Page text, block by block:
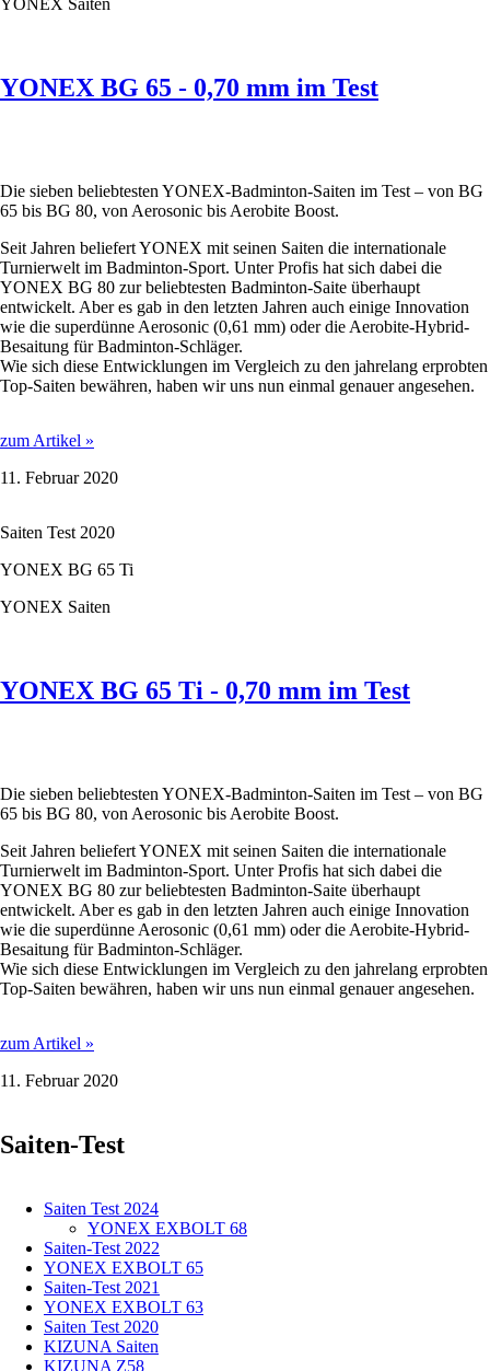
YONEX Saiten
YONEX BG 65 - 0,70 mm im Test
Die sieben beliebtesten YONEX-Badminton-Saiten im Test – von BG
65 bis BG 80, von Aerosonic bis Aerobite Boost.
Seit Jahren beliefert YONEX mit seinen Saiten die internationale
Turnierwelt im Badminton-Sport. Unter Profis hat sich dabei die
YONEX BG 80 zur beliebtesten Badminton-Saite überhaupt
entwickelt. Aber es gab in den letzten Jahren auch einige Innovation
wie die superdünne Aerosonic (0,61 mm) oder die Aerobite-Hybrid-
Besaitung für Badminton-Schläger.
Wie sich diese Entwicklungen im Vergleich zu den jahrelang erprobten
Top-Saiten bewähren, haben wir uns nun einmal genauer angesehen.
zum Artikel »
65
mm
Test
11. Februar 2020
Saiten Test 2020
YONEX BG 65 Ti
YONEX Saiten
YONEX BG 65 Ti - 0,70 mm im Test
Die sieben beliebtesten YONEX-Badminton-Saiten im Test – von BG
65 bis BG 80, von Aerosonic bis Aerobite Boost.
Seit Jahren beliefert YONEX mit seinen Saiten die internationale
Turnierwelt im Badminton-Sport. Unter Profis hat sich dabei die
YONEX BG 80 zur beliebtesten Badminton-Saite überhaupt
entwickelt. Aber es gab in den letzten Jahren auch einige Innovation
wie die superdünne Aerosonic (0,61 mm) oder die Aerobite-Hybrid-
Besaitung für Badminton-Schläger.
Wie sich diese Entwicklungen im Vergleich zu den jahrelang erprobten
Top-Saiten bewähren, haben wir uns nun einmal genauer angesehen.
zum Artikel »
65
0,70
Test
11. Februar 2020
Saiten-Test
Saiten Test 2024
YONEX EXBOLT 68
Saiten-Test 2022
YONEX EXBOLT 65
Saiten-Test 2021
YONEX EXBOLT 63
Saiten Test 2020
KIZUNA Saiten
KIZUNA Z58